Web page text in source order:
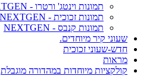
תמונות וינטג' ורטרו - NEXTGEN
תמונות זכוכית - NEXTGEN
תמונות קנבס - NEXTGEN
שעוני קיר מיוחדים.
חדש-שעוני זכוכית
מראות
קולקציות מיוחדות במהדורה מוגבלת